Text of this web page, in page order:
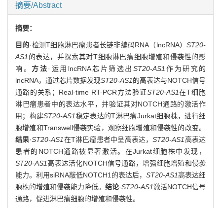
摘要/Abstract
摘要：
目的·检测T细胞淋巴瘤患者长链非编码RNA（lncRNA）ST20-
AS1 的表达，并探索其对T细胞淋巴瘤细胞增殖和侵袭性的影
响。 方法·运用lncRNA芯片筛选出 ST20-AS1 作为研究的
lncRNA，通过芯片数据发现ST20-AS1的高表达与NOTCH信号
通路的关系；Real-time RT-PCR方法验证ST20-AS1在T细胞
淋巴瘤患者中的表达水平，并验证其对NOTCH通路的激活作
用；构建ST20-AS1稳定表达的T淋巴瘤Jurkat细胞株，进行细
胞增殖和Transwell侵袭实验，观察细胞增殖和侵袭性的改变。
结果·ST20-AS1在T淋巴瘤患者中呈高表达，ST20-AS1高表达
患者的NOTCH通路被显著激活。在Jurkat细胞株中发现，
ST20-AS1高表达活化NOTCH信号通路，增强细胞增殖和侵袭
能力。利用siRNA敲低NOTCH1的表达后， ST20-AS1高表达细
胞株的增殖和侵袭能力降低。 结论·ST20-AS1激活NOTCH信号
通路，促进淋巴瘤细胞的增殖和侵袭性。